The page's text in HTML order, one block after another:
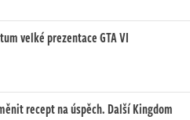
velké prezentace GTA VI
recept na úspěch. Další Kingdom